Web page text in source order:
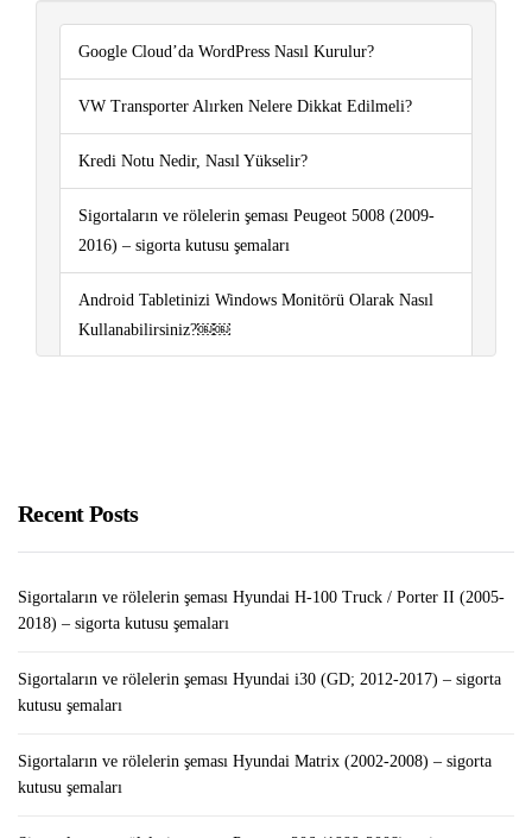
Google Cloud’da WordPress Nasıl Kurulur?
VW Transporter Alırken Nelere Dikkat Edilmeli?
Kredi Notu Nedir, Nasıl Yükselir?
Sigortaların ve rölelerin şeması Peugeot 5008 (2009-
2016) – sigorta kutusu şemaları
Android Tabletinizi Windows Monitörü Olarak Nasıl
Kullanabilirsiniz?￼￼
Recent Posts
Sigortaların ve rölelerin şeması Hyundai H-100 Truck / Porter II (2005-
2018) – sigorta kutusu şemaları
Sigortaların ve rölelerin şeması Hyundai i30 (GD; 2012-2017) – sigorta
kutusu şemaları
Sigortaların ve rölelerin şeması Hyundai Matrix (2002-2008) – sigorta
kutusu şemaları